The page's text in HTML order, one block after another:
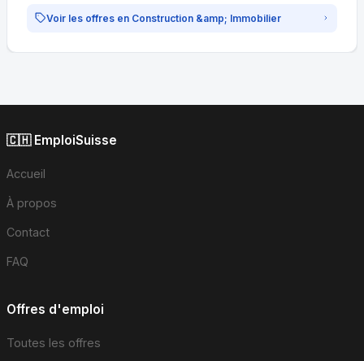
Voir les offres en Construction &amp; Immobilier
🇨🇭 EmploiSuisse
Accueil
À propos
Contact
FAQ
Offres d'emploi
Toutes les offres